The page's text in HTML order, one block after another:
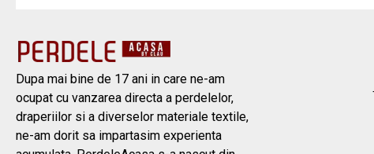
Dupa mai bine de 17 ani in care ne-am
ocupat cu vanzarea directa a perdelelor,
draperiilor si a diverselor materiale textile,
ne-am dorit sa impartasim experienta